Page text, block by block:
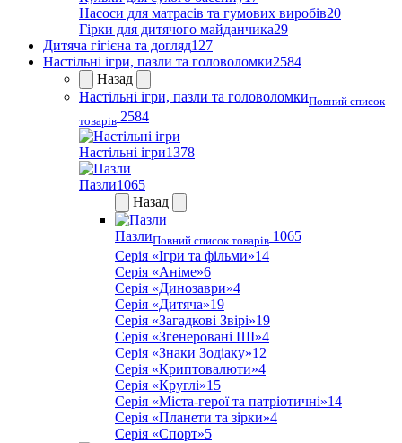
Насоси для матрасів та гумових виробів20
Гірки для дитячого майданчика29
Дитяча гігієна та догляд127
Настільні ігри, пазли та головоломки2584
Назад
Настільні ігри, пазли та головоломкиПовний список
товарів 2584
Настільні ігри1378
Пазли1065
Назад
ПазлиПовний список товарів 1065
Серія «Ігри та фільми»14
Серія «Аніме»6
Серія «Динозаври»4
Серія «Дитяча»19
Серія «Загадкові Звірі»19
Серія «Згенеровані ШІ»4
Серія «Знаки Зодіаку»12
Серія «Криптовалюти»4
Серія «Круглі»15
Серія «Міста-герої та патріотичні»14
Серія «Планети та зірки»4
Серія «Спорт»5